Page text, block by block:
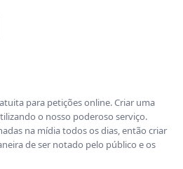
para petições online. Criar uma
o nosso poderoso serviço.
na mídia todos os dias, então criar
de ser notado pelo público e os